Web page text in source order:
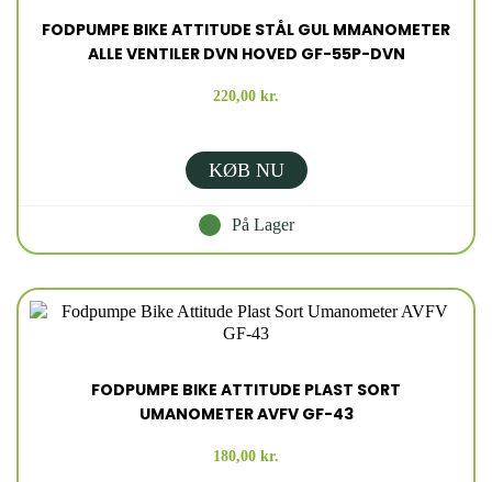
FODPUMPE BIKE ATTITUDE STÅL GUL MMANOMETER
ALLE VENTILER DVN HOVED GF-55P-DVN
220,00 kr.
KØB NU
På Lager
FODPUMPE BIKE ATTITUDE PLAST SORT
UMANOMETER AVFV GF-43
180,00 kr.